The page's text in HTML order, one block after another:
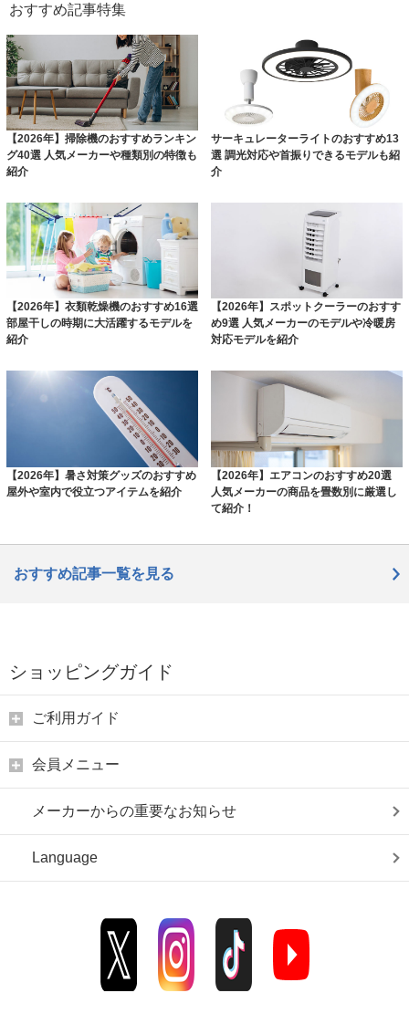
おすすめ記事特集
【2026年】掃除機のおすすめランキン
グ40選 人気メーカーや種類別の特徴も
紹介
サーキュレーターライトのおすすめ13
選 調光対応や首振りできるモデルも紹
介
【2026年】衣類乾燥機のおすすめ16選
部屋干しの時期に大活躍するモデルを
紹介
【2026年】スポットクーラーのおすす
め9選 人気メーカーのモデルや冷暖房
対応モデルを紹介
【2026年】暑さ対策グッズのおすすめ
屋外や室内で役立つアイテムを紹介
【2026年】エアコンのおすすめ20選
人気メーカーの商品を畳数別に厳選し
て紹介！
おすすめ記事一覧を見る
ショッピングガイド
ご利用ガイド
会員メニュー
メーカーからの重要なお知らせ
Language